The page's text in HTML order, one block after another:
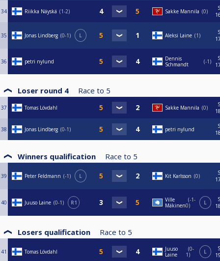
34 Riikka Näyskä 1-2 Sakke Mannila 0
35 Jonas Lindberg 0-1 L Aleksi Laine 1
36 petri nylund
Dennis
Schmandt
-1
Loser round 4 Race to 5
37 Tomas Lövdahl Sakke Mannila 0
38 Jonas Lindberg 0-1 petri nylund
Winners qualification Race to 5
39 Peter Feldmann -1 L Kit Karlsson 0
40 Juuso Laine 0-1 R1
Ville
Mäkinen
-1-
0
L
Losers qualification Race to 5
41 Tomas Lövdahl
Juuso
Laine
0-
1
L